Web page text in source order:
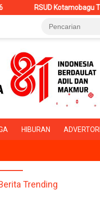
Terima Siswa PKL SMK
HIBURAN
Trending